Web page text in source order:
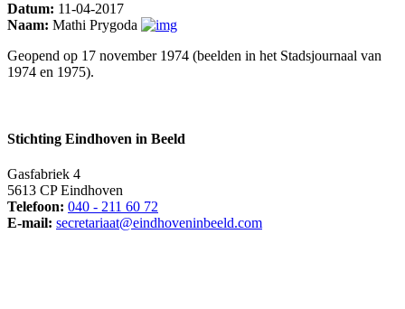
Datum: 11-04-2017
Naam: Mathi Prygoda
Geopend op 17 november 1974 (beelden in het Stadsjournaal van
1974 en 1975).
Stichting Eindhoven in Beeld
Gasfabriek 4
5613 CP Eindhoven
Telefoon: 040 - 211 60 72
E-mail: secretariaat@eindhoveninbeeld.com